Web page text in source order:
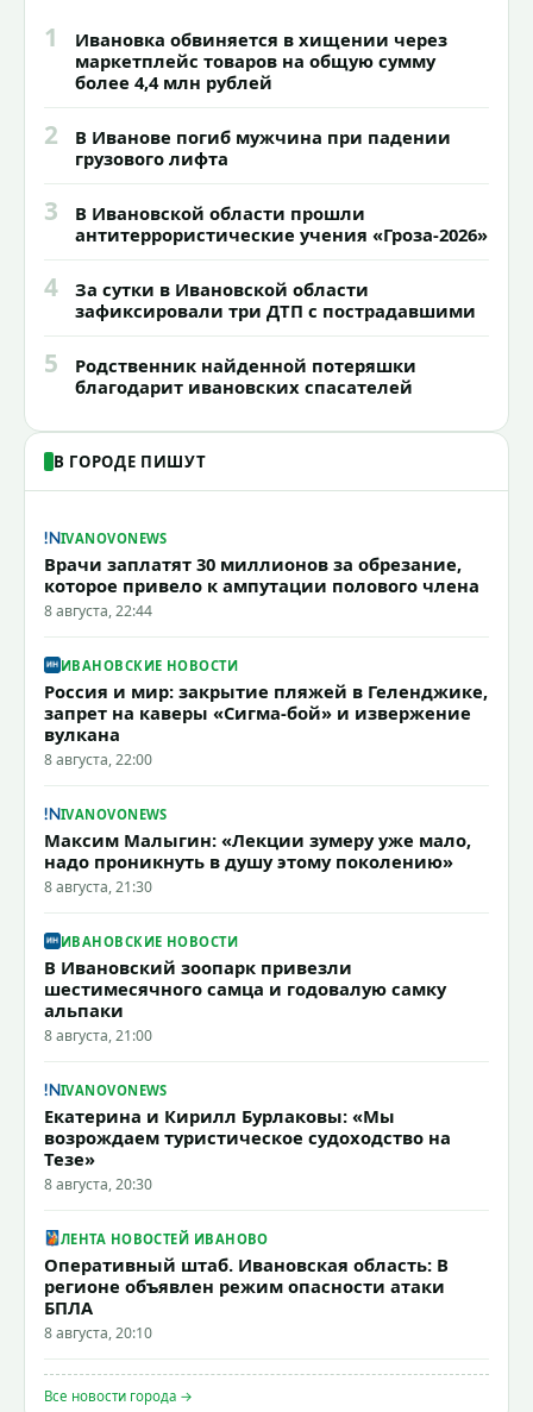
1
Ивановка обвиняется в хищении через
маркетплейс товаров на общую сумму
более 4,4 млн рублей
2
В Иванове погиб мужчина при падении
грузового лифта
3
В Ивановской области прошли
антитеррористические учения «Гроза-2026»
4
За сутки в Ивановской области
зафиксировали три ДТП с пострадавшими
5
Родственник найденной потеряшки
благодарит ивановских спасателей
В ГОРОДЕ ПИШУТ
IVANOVONEWS
Врачи заплатят 30 миллионов за обрезание,
которое привело к ампутации полового члена
8 августа, 22:44
ИВАНОВСКИЕ НОВОСТИ
Россия и мир: закрытие пляжей в Геленджике,
запрет на каверы «Сигма-бой» и извержение
вулкана
8 августа, 22:00
IVANOVONEWS
Максим Малыгин: «Лекции зумеру уже мало,
надо проникнуть в душу этому поколению»
8 августа, 21:30
ИВАНОВСКИЕ НОВОСТИ
В Ивановский зоопарк привезли
шестимесячного самца и годовалую самку
альпаки
8 августа, 21:00
IVANOVONEWS
Екатерина и Кирилл Бурлаковы: «Мы
возрождаем туристическое судоходство на
Тезе»
8 августа, 20:30
ЛЕНТА НОВОСТЕЙ ИВАНОВО
Оперативный штаб. Ивановская область: В
регионе объявлен режим опасности атаки
БПЛА
8 августа, 20:10
Все новости города →